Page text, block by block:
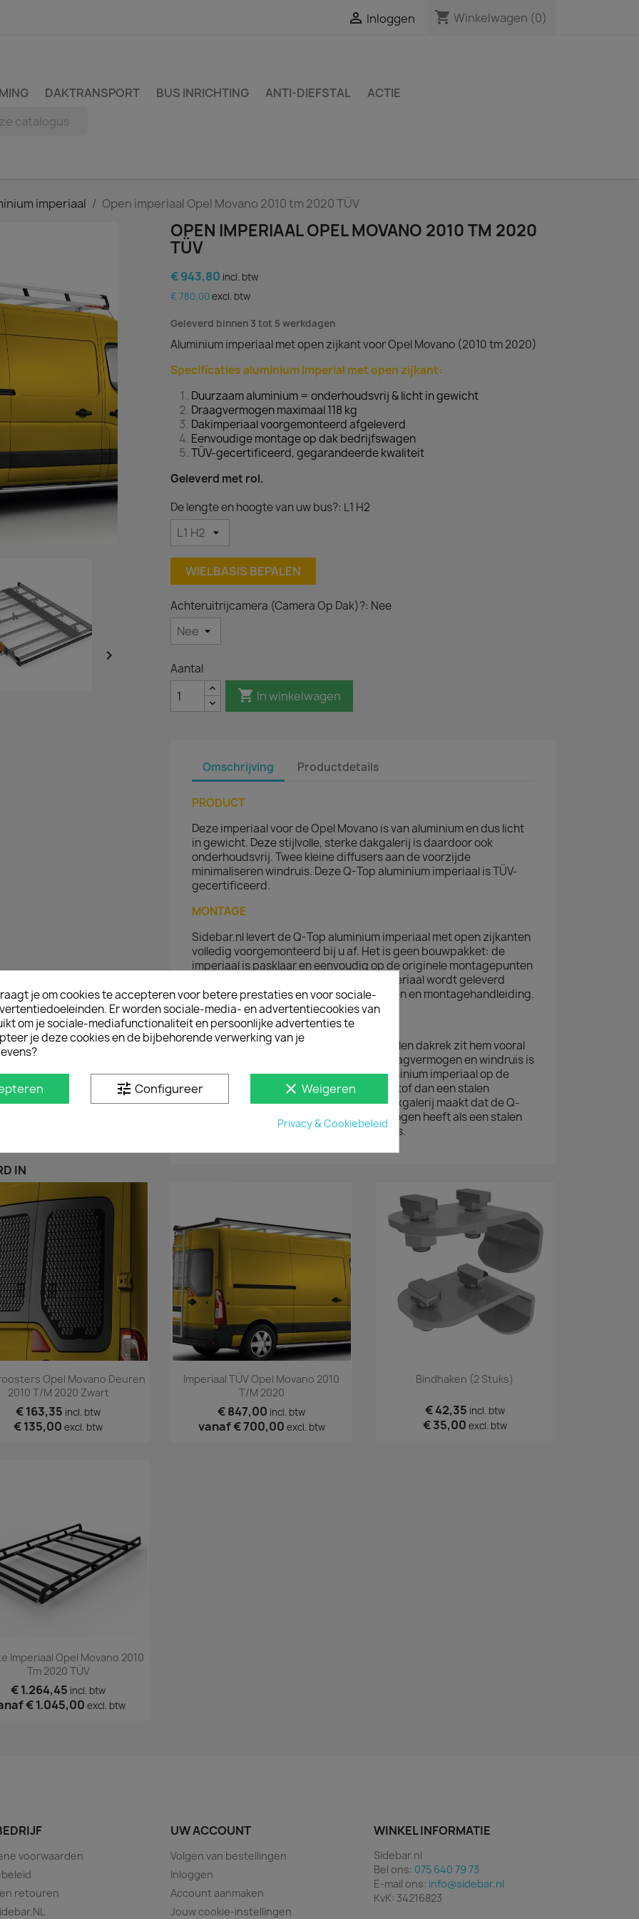
 Inloggen shopping_cart Winkelwagen (0)
DAKTRANSPORT BUS INRICHTING ANTI-DIEFSTAL ACTIE
imperiaal Open imperiaal Opel Movano 2010 tm 2020 TÜV

OPEN IMPERIAAL OPEL MOVANO 2010 TM 2020
TÜV
€ 943,80 incl. btw
€ 780,00 excl. btw
Geleverd binnen 3 tot 5 werkdagen
Aluminium imperiaal met open zijkant voor Opel Movano (2010 tm 2020)
Specificaties aluminium Imperial met open zijkant:
Duurzaam aluminium = onderhoudsvrij & licht in gewicht
Draagvermogen maximaal 118 kg
Dakimperiaal voorgemonteerd afgeleverd
Eenvoudige montage op dak bedrijfswagen
TÜV-gecertificeerd, gegarandeerde kwaliteit
Geleverd met rol.
De lengte en hoogte van uw bus?: L1 H2
WIELBASIS BEPALEN
Achteruitrijcamera (Camera Op Dak)?: Nee
Aantal
 In winkelwagen
Omschrijving Productdetails
PRODUCT
Deze imperiaal voor de Opel Movano is van aluminium en dus licht
in gewicht. Deze stijlvolle, sterke dakgalerij is daardoor ook
onderhoudsvrij. Twee kleine diffusers aan de voorzijde
minimaliseren windruis. Deze Q-Top aluminium imperiaal is TÜV-
gecertificeerd.
MONTAGE
Sidebar.nl levert de Q-Top aluminium imperiaal met open zijkanten
volledig voorgemonteerd bij u af. Het is geen bouwpakket: de
imperiaal is pasklaar en eenvoudig op de originele montagepunten
af fabriek te plaatsen. De aluminium imperiaal wordt geleverd
inclusief opsteekrol, montagematerialen en montagehandleiding.
ALUMINIUM VERSUS STAAL
Het verschil tussen een aluminium en stalen dakrek zit hem vooral
in het gewicht en de uitstraling. Qua draagvermogen en windruis is
er minimaal verschil. Rijden met een aluminium imperiaal op de
bedrijfswagen, verbruikt minder brandstof dan een stalen
uitvoering. De constructie van de alu dakgalerij maakt dat de Q-
Top alu imperiaal net zo veel draagvermogen heeft als een stalen
uitvoering. Een persoonlijke voorkeur dus.
IN
Snel bekijken
Opel Movano Deuren
2010 T/m 2020 Zwart
€ 163,35 incl. btw
€ 135,00 excl. btw
Snel bekijken
Imperiaal TÜV Opel Movano 2010
T/m 2020
€ 847,00 incl. btw
vanaf€ 700,00 excl. btw
Snel bekijken
Bindhaken (2 Stuks)
€ 42,35 incl. btw
€ 35,00 excl. btw
Snel bekijken
Imperiaal Opel Movano 2010
Tm 2020 TÜV
€ 1.264,45 incl. btw
€ 1.045,00 excl. btw
voorwaarden
retouren
UW ACCOUNT
Volgen van bestellingen
Inloggen
Account aanmaken
Jouw cookie-instellingen
WINKEL INFORMATIE
Sidebar.nl
Bel ons: 075 640 79 73
E-mail ons: info@sidebar.nl
KvK: 34216823
je om cookies te accepteren voor betere prestaties en voor sociale-
Er worden sociale-media- en advertentiecookies van
om je sociale-mediafunctionaliteit en persoonlijke advertenties te
je deze cookies en de bijbehorende verwerking van je
tune Configureer clear Weigeren
Privacy & Cookiebeleid